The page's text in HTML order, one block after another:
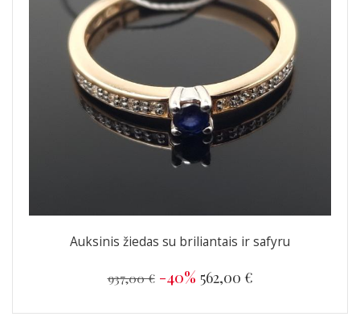
Auksinis žiedas su briliantais ir safyru
937,00 € -40% 562,00 €